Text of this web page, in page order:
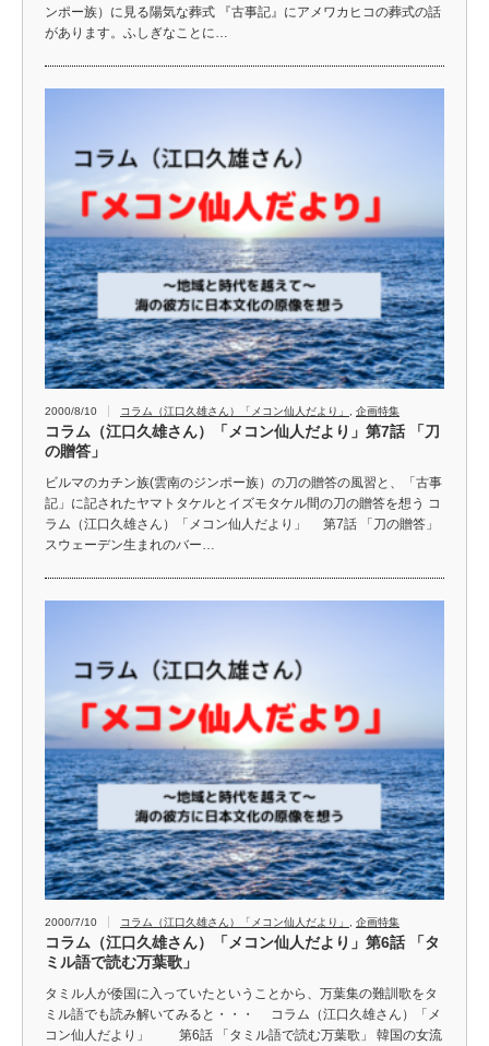
ンポー族）に見る陽気な葬式 『古事記』にアメワカヒコの葬式の話
があります。ふしぎなことに…
2000/8/10 コラム（江口久雄さん）「メコン仙人だより」 企画特集
コラム（江口久雄さん）「メコン仙人だより」第7話 「刀
の贈答」
ビルマのカチン族(雲南のジンポー族）の刀の贈答の風習と、「古事
記」に記されたヤマトタケルとイズモタケル間の刀の贈答を想う コ
ラム（江口久雄さん）「メコン仙人だより」 第7話 「刀の贈答」
スウェーデン生まれのバー…
2000/7/10 コラム（江口久雄さん）「メコン仙人だより」 企画特集
コラム（江口久雄さん）「メコン仙人だより」第6話 「タ
ミル語で読む万葉歌」
タミル人が倭国に入っていたということから、万葉集の難訓歌をタ
ミル語でも読み解いてみると・・・ コラム（江口久雄さん）「メ
コン仙人だより」 第6話 「タミル語で読む万葉歌」 韓国の女流